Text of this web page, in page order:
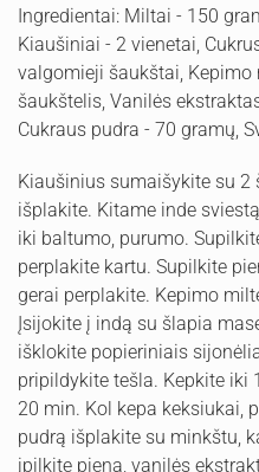
Ingredientai: Miltai - 150
Kiaušiniai - 2 vienetai,
valgomieji šaukštai,
šaukštelis, Vanilės
Cukraus pudra - 70 gramų,
Kiaušinius sumaišykite su 2
išplakite. Kitame inde
iki baltumo, purumo.
perplakite kartu. Supilkite
gerai perplakite. Kepimo
Įsijokite į indą su šlapia
išklokite popieriniais
pripildykite tešla. Kepkite iki
20 min. Kol kepa keksiukai,
pudrą išplakite su minkštu,
įpilkite pieną, vanilės